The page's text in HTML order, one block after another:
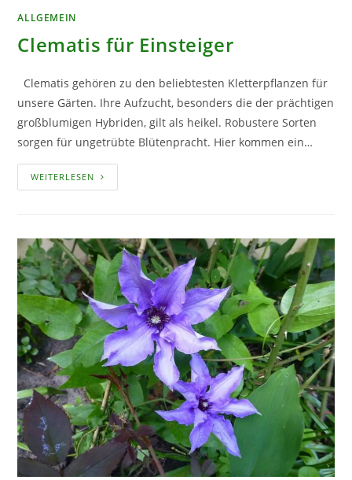
ALLGEMEIN
Clematis für Einsteiger
Clematis gehören zu den beliebtesten Kletterpflanzen für
unsere Gärten. Ihre Aufzucht, besonders die der prächtigen
großblumigen Hybriden, gilt als heikel. Robustere Sorten
sorgen für ungetrübte Blütenpracht. Hier kommen ein…
WEITERLESEN CLEMATIS
FÜR